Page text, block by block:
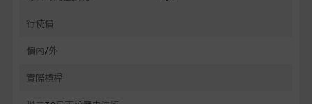
行使價
價內/外
實際槓桿